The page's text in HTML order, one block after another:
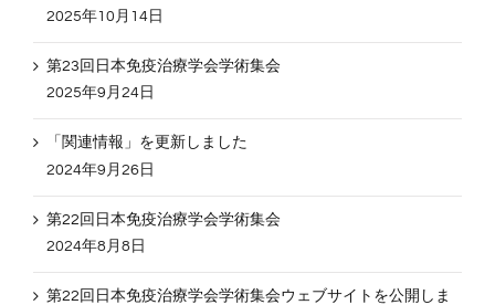
2025年10月14日
第23回日本免疫治療学会学術集会
2025年9月24日
「関連情報」を更新しました
2024年9月26日
第22回日本免疫治療学会学術集会
2024年8月8日
第22回日本免疫治療学会学術集会ウェブサイトを公開しま